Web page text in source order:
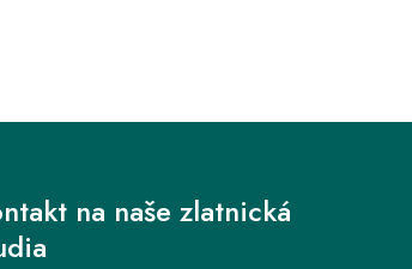
na naše zlatnická